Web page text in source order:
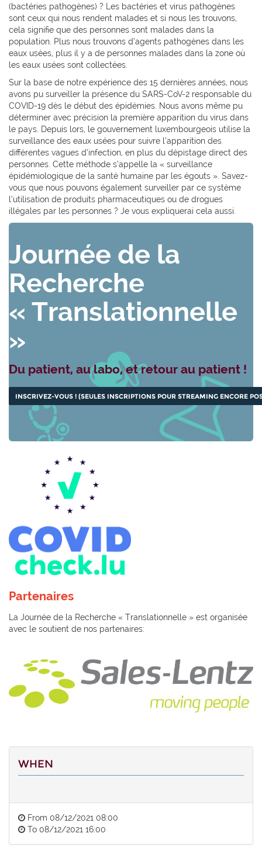
(bactéries pathogènes) ? Les bactéries et virus pathogènes
sont ceux qui nous rendent malades et si nous les trouvons,
cela signifie que des personnes sont malades dans la
population. Plus nous trouvons d’agents pathogènes dans les
eaux usées, plus il y a de personnes malades dans la zone où
les eaux usées sont collectées.
Sur la base de notre expérience des 15 dernières années, nous
avons pu surveiller la présence du SARS-CoV-2 responsable du
COVID-19 dès le début des épidémies. Nous avons même pu
déterminer avec précision la première apparition du virus dans
le pays. Depuis lors, le gouvernement luxembourgeois utilise la
surveillance des eaux usées pour suivre l’apparition des
différentes vagues d’infection, en plus du dépistage direct des
personnes. Cette méthode s’appelle la « surveillance
épidémiologique de la santé humaine par les égouts ». Savez-
vous que nous pouvons également surveiller par ce système
l’utilisation de produits pharmaceutiques ou de drogues
illégales par les personnes ? Je vous expliquerai cela aussi.
Journée de la
Recherche
« Translationnelle
»
Du patient, au labo, et retour au patient !
INSCRIVEZ-VOUS ! (SEULES INSCRIPTIONS POUR STREAMING ENCORE
Partenaires
La Journée de la Recherche « Translationnelle » est organisée
avec le soutient de nos partenaires:
WHEN
From 08/12/2021 08:00
To 08/12/2021 16:00